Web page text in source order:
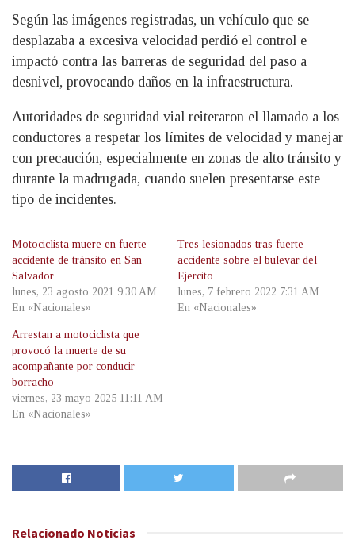
Según las imágenes registradas, un vehículo que se
desplazaba a excesiva velocidad perdió el control e
impactó contra las barreras de seguridad del paso a
desnivel, provocando daños en la infraestructura.
Autoridades de seguridad vial reiteraron el llamado a los
conductores a respetar los límites de velocidad y manejar
con precaución, especialmente en zonas de alto tránsito y
durante la madrugada, cuando suelen presentarse este
tipo de incidentes.
Motociclista muere en fuerte
accidente de tránsito en San
Salvador
lunes, 23 agosto 2021 9:30 AM
En «Nacionales»
Tres lesionados tras fuerte
accidente sobre el bulevar del
Ejercito
lunes, 7 febrero 2022 7:31 AM
En «Nacionales»
Arrestan a motociclista que
provocó la muerte de su
acompañante por conducir
borracho
viernes, 23 mayo 2025 11:11 AM
En «Nacionales»
Relacionado Noticias